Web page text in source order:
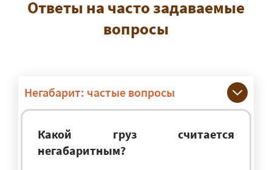
Ответы на часто задаваемые
вопросы
Негабарит: частые вопросы
Какой груз считается
негабаритным?